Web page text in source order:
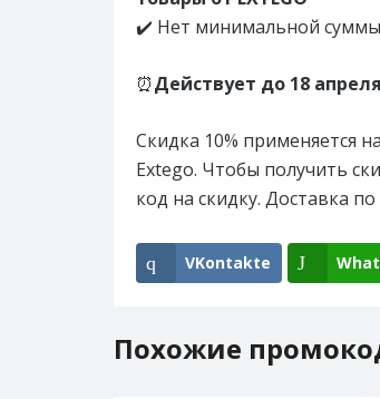
✔️ Нет минимальной
⏰Действует до 18 апреля
Скидка 10% применяется
Extego. Чтобы получить
код на скидку. Доставка
VKontakte
Похожие